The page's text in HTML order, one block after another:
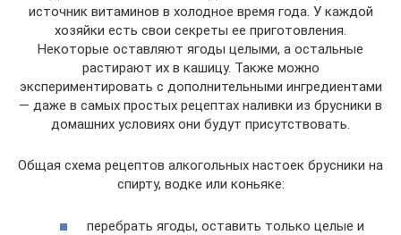
источник витаминов в холодное время года. У каждой
хозяйки есть свои секреты ее приготовления.
Некоторые оставляют ягоды целыми, а остальные
растирают их в кашицу. Также можно
экспериментировать с дополнительными ингредиентами
— даже в самых простых рецептах наливки из брусники в
домашних условиях они будут присутствовать.
Общая схема рецептов алкогольных настоек брусники на
спирту, водке или коньяке:
перебрать ягоды, оставить только целые и